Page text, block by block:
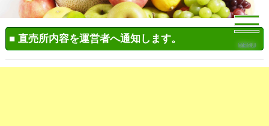
MENU
■ 直売所内容を運営者へ通知します。